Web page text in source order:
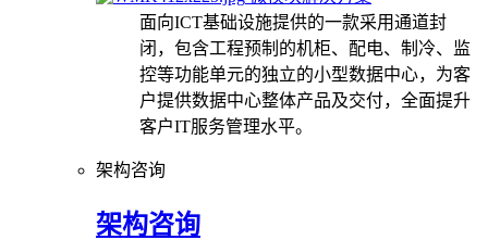
面向ICT基础设施提供的一款采用通道封
闭，包含工程预制的机柜、配电、制冷、监
控等功能单元的独立的小型数据中心，为客
户提供数据中心整体产品及交付，全面提升
客户IT服务管理水平。
架构咨询
架构咨询